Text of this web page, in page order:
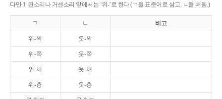
다만 1. 된소리나 거센소리 앞에서는 ‘위-’로 한다.(ㄱ을 표준어로 삼고, ㄴ을 버림.)
ㄱ ㄴ 비고
위-짝 웃-짝
위-쪽 웃-쪽
위-채 웃-채
위-층 웃-층